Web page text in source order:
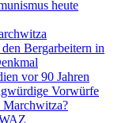
heute
Bergarbeitern in
vor 90 Jahren
Vorwürfe
Marchwitza?